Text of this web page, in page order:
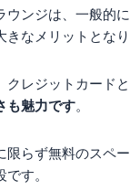
ウンジは、一般的
きなメリットとなり
クレジットカード
も魅力です。
限らず無料のスペ
です。